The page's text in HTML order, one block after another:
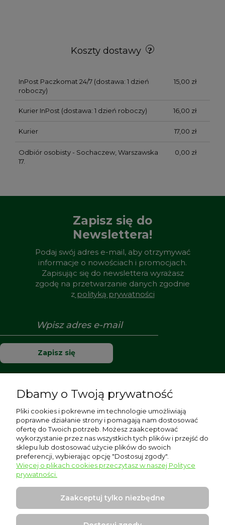
Koszty dostawy
InPost Paczkomat 24/7(dostawa: 1 dzień
roboczy)
15,00 zł
Kurier InPost (dostawa: 1 dzień roboczy) 16,00 zł
Kurier 17,00 zł
Odbiór osobisty - Sochaczew, Warszawska
17.
0,00 zł
Zapisz się do
Newslettera!
Podaj swój adres e-mail, aby otrzymywać
informacje o nowościach i promocjach.
Zapisując się do newslettera wyrażasz
zgodę na przetwarzanie danych zgodnie
zpolityką prywatności
Zapisz się
Moje konto
Płatności i dostawa
Informacje
Dbamy o Twoją prywatność
Pliki cookies i pokrewne im technologie umożliwiają
poprawne działanie strony i pomagają nam dostosować
ofertę do Twoich potrzeb. Możesz zaakceptować
wykorzystanie przez nas wszystkich tych plików i przejść do
sklepu lub dostosować użycie plików do swoich
preferencji, wybierając opcję "Dostosuj zgody".
Więcej o plikach cookies przeczytasz w naszej Polityce
prywatności.
Zaakceptuj tylko niezbędne